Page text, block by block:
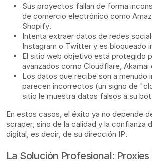
Sus proyectos fallan de forma
de comercio electrónico como
Shopify.
Intenta extraer datos de redes
Instagram o Twitter y es bloqueado
El sitio web objetivo está protegido
avanzados como Cloudflare, Akamai
Los datos que recibe son a menudo
parecen incorrectos (un signo de
sitio le muestra datos falsos a su
En estos casos, el éxito ya no depende
scraper, sino de la calidad y la confianza
digital, es decir, de su dirección IP.
La Solución Profesional: